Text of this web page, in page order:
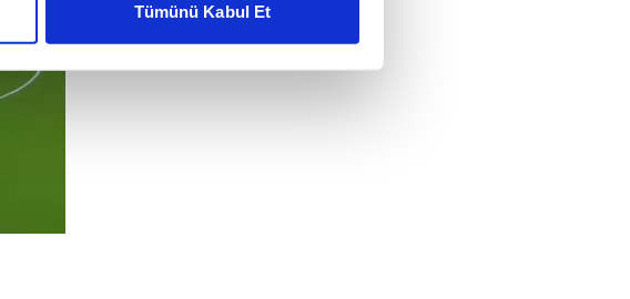
hedefli reklamlar gösterilmeyecektir."
kişilere ait çerezler kullanılmaktadır. Bu
bilgi toplumu hizmetlerinin sunulması
kişiselleştirilmesi ve sizlere yönelik
dahilinde kullanılacaktır.
Çerezlere ilişkin detaylı bilgi için Ayarlar
Tümünü Kabul Et